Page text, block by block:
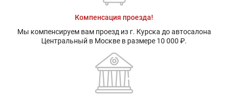
Компенсация проезда!
Мы компенсируем вам проезд из г. Курска до автосалона
Центральный в Москве в размере 10 000 ₽.